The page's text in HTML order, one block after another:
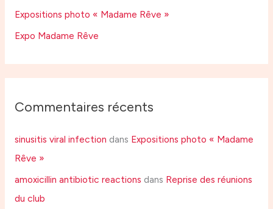
:
Expositions photo « Madame Rêve »
Expo Madame Rêve
Commentaires récents
sinusitis viral infection dans Expositions photo « Madame
Rêve »
amoxicillin antibiotic reactions dans Reprise des réunions
du club